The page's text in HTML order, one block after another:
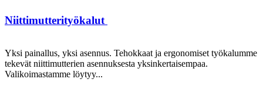
Niittimutterityökalut
Yksi painallus, yksi asennus. Tehokkaat ja ergonomiset työkalumme
tekevät niittimutterien asennuksesta yksinkertaisempaa.
Valikoimastamme löytyy...